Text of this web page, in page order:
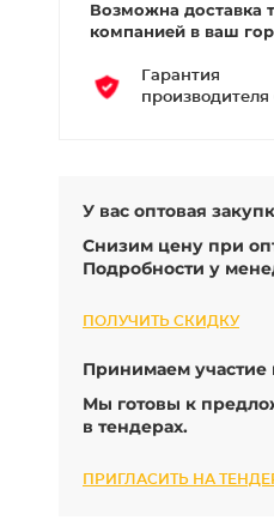
Возможна доставка
компанией в ваш
Гарантия
У вас оптовая
Снизим цену при
Подробности у
ПОЛУЧИТЬ СКИДКУ
Принимаем участие
Мы готовы к
в тендерах.
ПРИГЛАСИТЬ НА